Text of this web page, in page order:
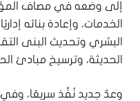
إلى وضعه في مصاف
الخدمات، وإعادة بنائه
البشري وتحديث البنى
الحديثة، وترسيخ مبادئ
وعدٌ جديد نُفِّذ سريعًا،